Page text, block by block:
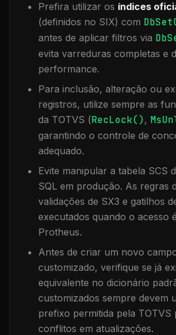
Prefira utilizar os índices
(definidos no SIX) com
antes de aplicar filtros via
evita varreduras completas e
performance.
Para inclusão, alteração ou
registros, utilize sempre as
da TOTVS (RecLock(),
garantindo o controle de
adequado.
Evite manipular a tabela SCS
SQL em produção. As regras
validações de SX3 e gatilhos
executados quando o acesso
Protheus.
Antes de criar um novo
customizado, verifique se já
equivalente no dicionário
customizados sempre devem
prefixo permitida pela TOTVS
conflitos em atualizações.